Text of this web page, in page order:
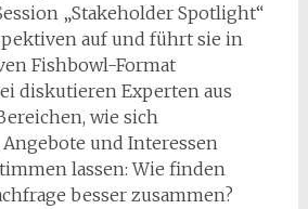
„Stakeholder Spotlight“
auf und führt sie in
Fishbowl-Format
diskutieren Experten aus
wie sich
und Interessen
lassen: Wie finden
besser zusammen?